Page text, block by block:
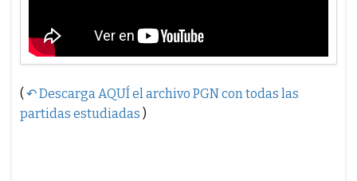
( ↶ Descarga AQUÍ el archivo PGN con todas las
partidas estudiadas )